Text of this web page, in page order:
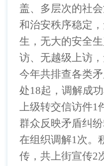
盖、多层次的社
和治安秩序稳定
生，无大的安全
访、无越级上访
今年共排查各类
处18起，调解成
上级转交信访件1
群众反映矛盾纠纷
在组织调解1次。
传，共上街宣传2